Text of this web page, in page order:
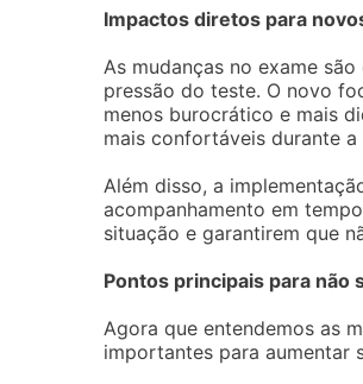
Impactos diretos para
As mudanças no exame
pressão do teste. O novo
menos burocrático e mais
mais confortáveis durante a
Além disso, a
acompanhamento em
situação e garantirem que
Pontos principais para não
Agora que entendemos as
importantes para aumentar